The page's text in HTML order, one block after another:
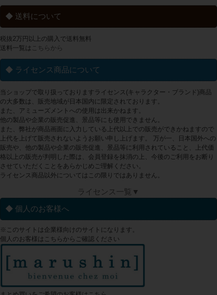
◆ 送料について
税抜2万円以上の購入で送料無料
送料一覧は こちらから
◆ ライセンス商品について
当ショップで取り扱っておりますライセンス(キャラクター・ブランド)商品
の大多数は、販売地域が日本国内に限定されております。
また、アミューズメントへの使用は出来かねます。
他の製品や企業の販売促進、景品等にも使用できません。
また、弊社が商品画面に入力している上代以上での販売ができかねますので
上代を上げて販売されないようお願い申し上げます。 万が一、日本国外への
販売や、他の製品や企業の販売促進、景品等に利用されていること、上代価
格以上の販売が判明した際は、会員登録を抹消の上、今後のご利用をお断り
させていただくことをあらかじめご理解ください。
ライセンス商品以外についてはこの限りではありません。
ライセンス一覧▼
◆ 個人のお客様へ
※このサイトは企業様向けのサイトになります。
個人のお客様はこちらからご確認ください